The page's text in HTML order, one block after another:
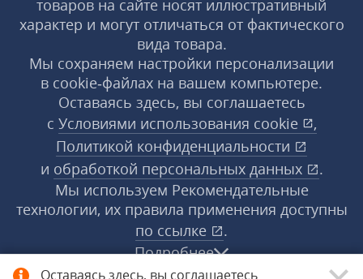
Оставаясь здесь, вы соглашаетесь
товаров на сайте носят иллюстративный
характер и могут отличаться от фактического
вида товара.
Мы сохраняем настройки персонализации
в cookie‑файлах на вашем компьютере.
Оставаясь здесь, вы соглашаетесь
с Условиями использования cookie
,
Политикой конфиденциальности
и обработкой персональных данных
.
Мы используем Рекомендательные
технологии, их правила применения доступны
по ссылке
.
Подробнее